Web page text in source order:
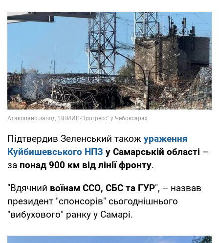
Підтвердив Зеленський також ураження
Куйбишевського НПЗ у Самарській області –
за понад 900 км від лінії фронту.
"Вдячний воїнам ССО, СБС та ГУР", – назвав
президент "спонсорів" сьогоднішнього
"вибухового" ранку у Самарі.